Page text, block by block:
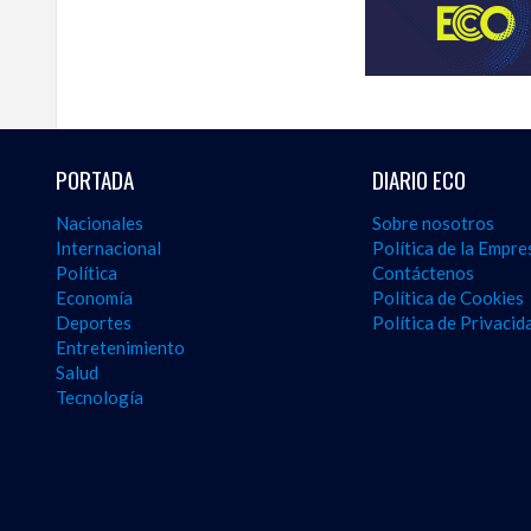
gubernamental
en
Dominican
politics
and
government
news.
PORTADA
Nacionales
Internacional
Política
Economía
Deportes
Entretenimiento
Salud
Tecnología
DIARIO ECO
Sobre nosotros
Política de la
Contáctenos
Política de Cookies
Política de